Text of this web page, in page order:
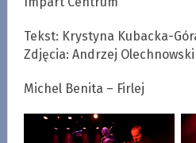
Tekst: Krystyna Kubacka-
Zdjęcia: Andrzej Olechnowski
Michel Benita – Firlej